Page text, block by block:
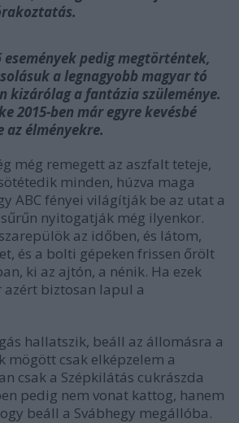
pedig megtörténtek,
a legnagyobb magyar tó
kizárólag a fantázia szüleménye.
2015-ben már egyre kevésbé
az élményekre.
még remegett az aszfalt teteje,
minden, húzva maga
ABC fényei világítják be az utat a
nyitogatják még ilyenkor.
az időben, és látom,
és a bolti gépeken frissen őrölt
ki az ajtón, a nénik. Ha ezek
azért biztosan lapul a
hallatszik, beáll az állomásra a
mögött csak elképzelem a
csak a Szépkilátás cukrászda
pedig nem vonat kattog, hanem
beáll a Svábhegy megállóba.